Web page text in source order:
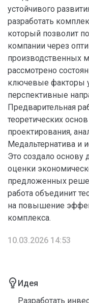
устойчивого
разработать
который позволит
компании через
производственных
рассмотрено
ключевые факторы
перспективные
Предварительная
теоретических
проектирования,
Медальтернатива и
Это создало основу
оценки
предложенных
работа объединит
на повышение
комплекса.
10.03.2026 14:53
Идея
Разработать